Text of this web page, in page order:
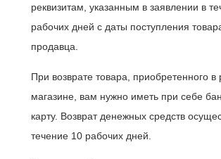
реквизитам, указанным в заявлении в
рабочих дней с даты поступления
продавца.
При возврате товара, приобретенного в
магазине, вам нужно иметь при себе
карту. Возврат денежных средств
течение 10 рабочих дней.